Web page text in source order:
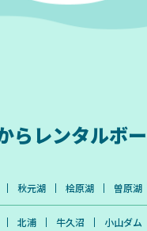
らレンタルボ
秋元湖 桧原湖 曽原湖
北浦 牛久沼 小山ダム